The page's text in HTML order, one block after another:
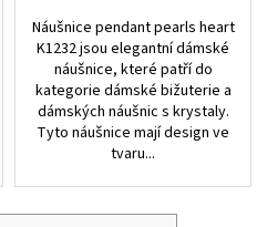
Náušnice pendant pearls heart
K1232 jsou elegantní dámské
náušnice, které patří do
kategorie dámské bižuterie a
dámských náušnic s krystaly.
Tyto náušnice mají design ve
tvaru...